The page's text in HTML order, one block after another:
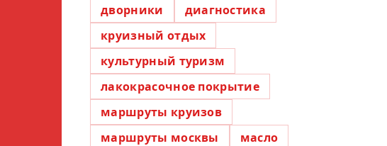
дворники
диагностика
круизный отдых
культурный туризм
лакокрасочное покрытие
маршруты круизов
маршруты москвы
масло